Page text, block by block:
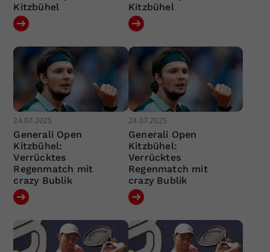
Kitzbühel
Kitzbühel
24.07.2025
Generali Open
Kitzbühel:
Verrücktes
Regenmatch mit
crazy Bublik
24.07.2025
Generali Open
Kitzbühel:
Verrücktes
Regenmatch mit
crazy Bublik